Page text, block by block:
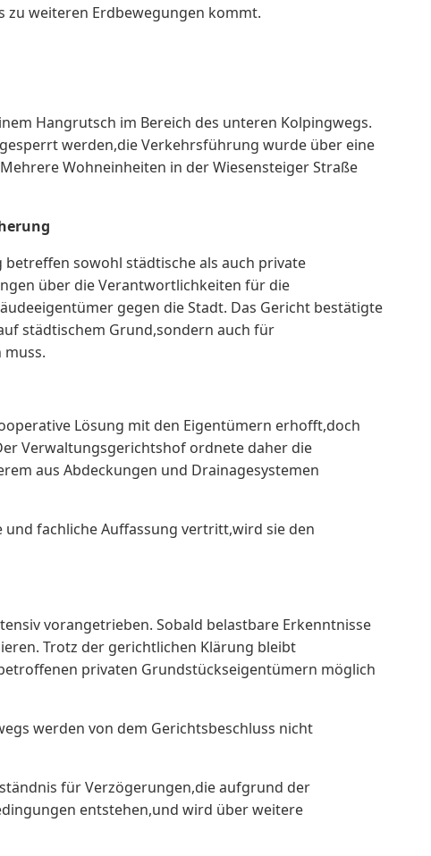
zu weiteren Erdbewegungen kommt.
Hangrutsch im Bereich des unteren Kolpingwegs.
werden,die Verkehrsführung wurde über eine
Wohneinheiten in der Wiesensteiger Straße
sowohl städtische als auch private
über die Verantwortlichkeiten für die
gegen die Stadt. Das Gericht bestätigte
städtischem Grund,sondern auch für
muss.
Lösung mit den Eigentümern erhofft,doch
Verwaltungsgerichtshof ordnete daher die
aus Abdeckungen und Drainagesystemen
fachliche Auffassung vertritt,wird sie den
vorangetrieben. Sobald belastbare Erkenntnisse
Trotz der gerichtlichen Klärung bleibt
privaten Grundstückseigentümern möglich
werden von dem Gerichtsbeschluss nicht
für Verzögerungen,die aufgrund der
entstehen,und wird über weitere